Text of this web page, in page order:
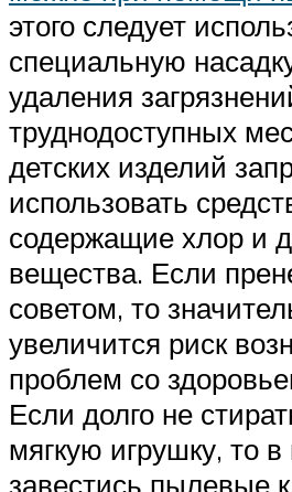
этого следует
специальную
удаления
труднодоступных
детских изделий
использовать
содержащие хлор и
вещества. Если
советом, то
увеличится риск
проблем со
Если долго не
мягкую игрушку, то в
завестись пылевые